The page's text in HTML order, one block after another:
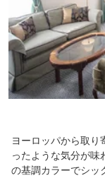
ヨーロッパから取り
ったような気分が味
の基調カラーでシッ